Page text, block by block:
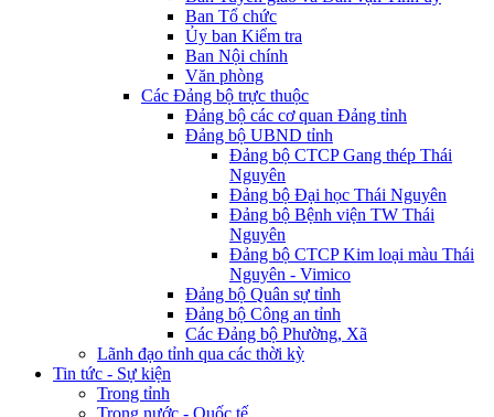
Ban Tổ chức
Ủy ban Kiểm tra
Ban Nội chính
Văn phòng
Các Đảng bộ trực thuộc
Đảng bộ các cơ quan Đảng tỉnh
Đảng bộ UBND tỉnh
Đảng bộ CTCP Gang thép Thái
Nguyên
Đảng bộ Đại học Thái Nguyên
Đảng bộ Bệnh viện TW Thái
Nguyên
Đảng bộ CTCP Kim loại màu Thái
Nguyên - Vimico
Đảng bộ Quân sự tỉnh
Đảng bộ Công an tỉnh
Các Đảng bộ Phường, Xã
Lãnh đạo tỉnh qua các thời kỳ
Tin tức - Sự kiện
Trong tỉnh
Trong nước - Quốc tế